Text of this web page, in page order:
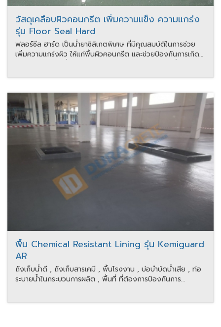
วัสดุเคลือบผิวคอนกรีต เพิ่มความแข็ง ความแกร่ง
รุ่น Floor Seal Hard
ฟลอร์ซีล ฮาร์ด เป็นน้ำยาซิลิเกตพิเศษ ที่มีคุณสมบัติในการช่วย
เพิ่มความแกร่งผิว ให้แก่พื้นผิวคอนกรีต และช่วยป้องกันการเกิด
ป้องกันการเกิดเป็นฝุ่นได้ดี
พื้น Chemical Resistant Lining รุ่น Kemiguard
AR
ถังเก็บน้ำดี , ถังเก็บสารเคมี , พื้นโรงงาน , บ่อบำบัดน้ำเสีย , ท่อ
ระบายน้ำในกระบวนการผลิต , พื้นที่ ที่ต้องการป้องกันการ